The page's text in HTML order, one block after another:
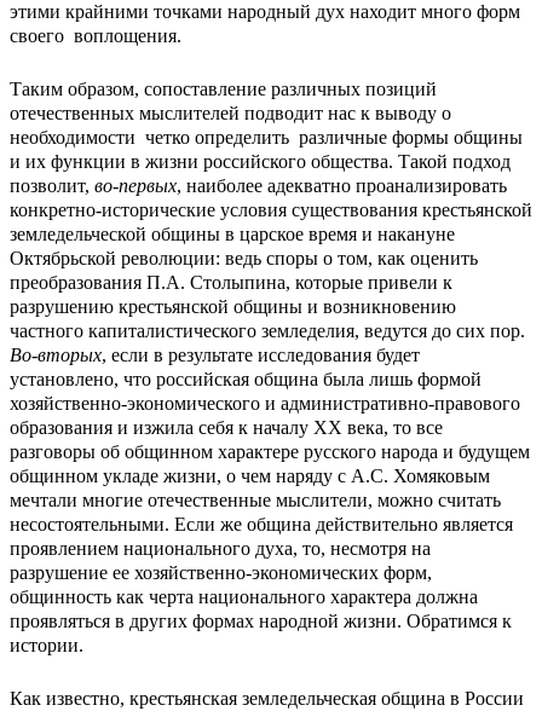
этими крайними точками народный дух находит много форм
своего воплощения.
Таким образом, сопоставление различных позиций
отечественных мыслителей подводит нас к выводу о
необходимости четко определить различные формы общины
и их функции в жизни российского общества. Такой подход
позволит, во-первых, наиболее адекватно проанализировать
конкретно-исторические условия существования крестьянской
земледельческой общины в царское время и накануне
Октябрьской революции: ведь споры о том, как оценить
преобразования П.А. Столыпина, которые привели к
разрушению крестьянской общины и возникновению
частного капиталистического земледелия, ведутся до сих пор.
Во-вторых, если в результате исследования будет
установлено, что российская община была лишь формой
хозяйственно-экономического и административно-правового
образования и изжила себя к началу ХХ века, то все
разговоры об общинном характере русского народа и будущем
общинном укладе жизни, о чем наряду с А.С. Хомяковым
мечтали многие отечественные мыслители, можно считать
несостоятельными. Если же община действительно является
проявлением национального духа, то, несмотря на
разрушение ее хозяйственно-экономических форм,
общинность как черта национального характера должна
проявляться в других формах народной жизни. Обратимся к
истории.
Как известно, крестьянская земледельческая община в России